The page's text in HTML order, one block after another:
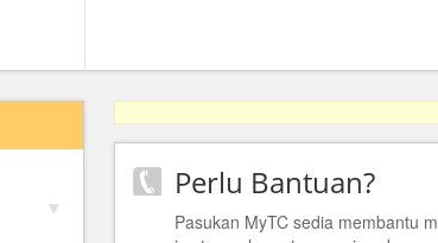
Perlu Bantuan?
Pasukan MyTC sedia membantu